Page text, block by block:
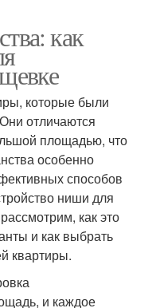
как
которые были
отличаются
площадью, что
особенно
способов
ниши для
как это
и как выбрать
квартиры.
и каждое